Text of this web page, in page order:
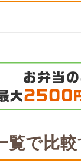
覧で比較